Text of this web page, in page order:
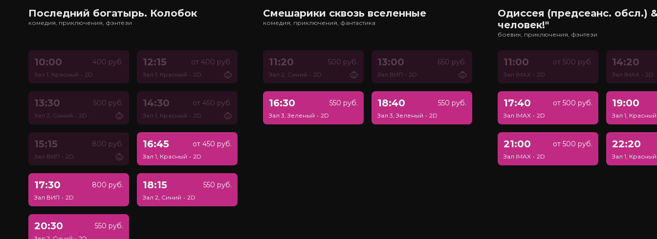
Последний богатырь. Колобок
комедия, приключения, фэнтези
10:00 400 руб.
Зал 1, Красный • 2D
12:15 от 400 руб.
Зал 1, Красный • 2D
13:30 500 руб.
Зал 2, Синий • 2D
14:30 от 450 руб.
Зал 1, Красный • 2D
15:15 800 руб.
Зал ВИП • 2D
16:45 от 450 руб.
Зал 1, Красный • 2D
17:30 800 руб.
Зал ВИП • 2D
18:15 550 руб.
Зал 2, Синий • 2D
20:30 550 руб.
Смешарики сквозь вселенные
комедия, приключения, фантастика
11:20 500 руб.
Зал 2, Синий • 2D
13:00 650 руб.
Зал ВИП • 2D
16:30 550 руб.
Зал 3, Зеленый • 2D
18:40 550 руб.
Зал 3, Зеленый • 2D
Одиссея (предсеанс. обсл.)
человек!"
боевик, приключения, фэнтези
11:00 от 500 руб.
Зал IMAX • 2D
14:20
Зал IMAX • 2D
17:40 от 500 руб.
Зал IMAX • 2D
19:00
Зал 1, Красный
21:00 от 500 руб.
Зал IMAX • 2D
22:20
Зал 1, Красный